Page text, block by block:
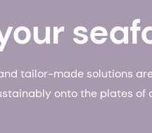
tailor-made solutions
onto the plates of